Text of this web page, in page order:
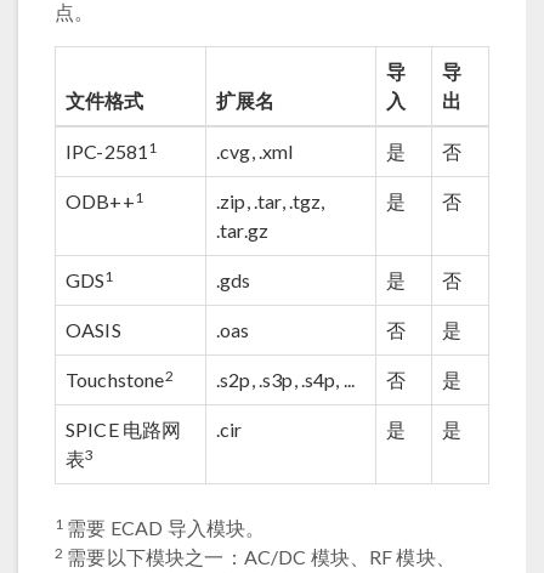
点。
文件格式 扩展名
导
入
导
出
IPC-2581 1 .cvg, .xml 是 否
ODB++1
.zip, .tar, .tgz,
.tar.gz
是 否
GDS1 .gds 是 否
OASIS .oas 否 是
Touchstone2 .s2p, .s3p, .s4p, ... 否 是
SPICE 电路网
表3
.cir 是 是
1 需要 ECAD 导入模块。
2 需要以下模块之一：AC/DC 模块、RF 模块、